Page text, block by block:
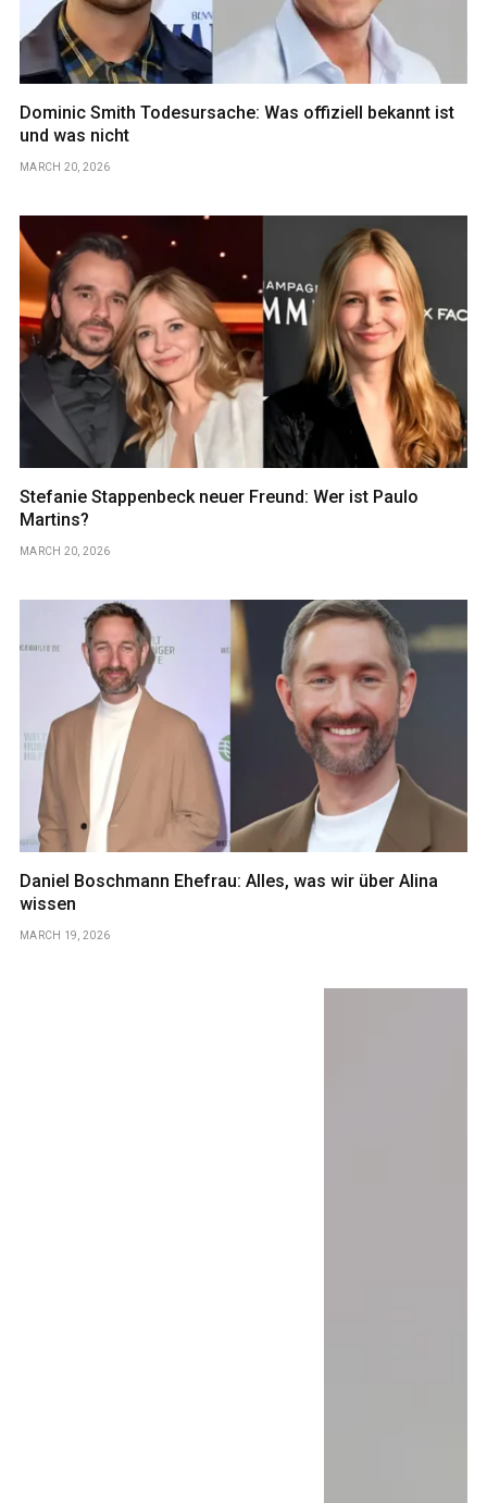
Dominic Smith Todesursache: Was offiziell bekannt ist
und was nicht
MARCH 20, 2026
Stefanie Stappenbeck neuer Freund: Wer ist Paulo
Martins?
MARCH 20, 2026
Daniel Boschmann Ehefrau: Alles, was wir über Alina
wissen
MARCH 19, 2026